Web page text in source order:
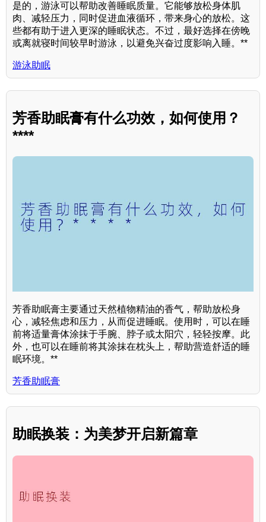
是的，游泳可以帮助改善睡眠质量。它能够放松身体肌
肉、减轻压力，同时促进血液循环，带来身心的放松。这
些都有助于进入更深的睡眠状态。不过，最好选择在傍晚
或离就寝时间较早时游泳，以避免兴奋过度影响入睡。**
游泳助眠
芳香助眠膏有什么功效，如何使用？
****
芳香助眠膏主要通过天然植物精油的香气，帮助放松身
心，减轻焦虑和压力，从而促进睡眠。使用时，可以在睡
前将适量膏体涂抹于手腕、脖子或太阳穴，轻轻按摩。此
外，也可以在睡前将其涂抹在枕头上，帮助营造舒适的睡
眠环境。**
芳香助眠膏
助眠换装：为美梦开启新篇章